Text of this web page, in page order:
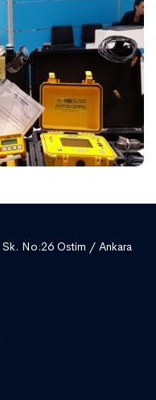
No:26 Ostim / Ankara